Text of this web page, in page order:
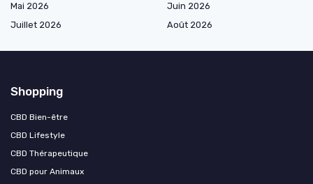
Mai 2026
Juin 2026
Juillet 2026
Août 2026
Shopping
CBD Bien-être
CBD Lifestyle
CBD Thérapeutique
CBD pour Animaux